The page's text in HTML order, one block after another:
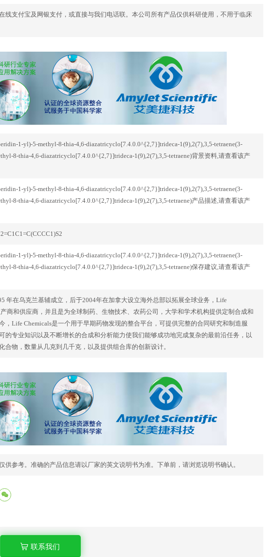
线支付宝及网银支付，或直接与我们电话联。本公司所有产品仅供科研使用，不用于临床
1-yl)-5-methyl-8-thia-4,6-diazatricyclo[7.4.0.0^{2,7}]trideca-1(9),2(7),3,5-tetraene(3-
8-thia-4,6-diazatricyclo[7.4.0.0^{2,7}]trideca-1(9),2(7),3,5-tetraene)背景资料,请查看该产
1-yl)-5-methyl-8-thia-4,6-diazatricyclo[7.4.0.0^{2,7}]trideca-1(9),2(7),3,5-tetraene(3-
8-thia-4,6-diazatricyclo[7.4.0.0^{2,7}]trideca-1(9),2(7),3,5-tetraene)产品描述,请查看该产
1-yl)-5-methyl-8-thia-4,6-diazatricyclo[7.4.0.0^{2,7}]trideca-1(9),2(7),3,5-tetraene(3-
8-thia-4,6-diazatricyclo[7.4.0.0^{2,7}]trideca-1(9),2(7),3,5-tetraene)保存建议,请查看该产
年在乌克兰基辅成立，后于2004年在加拿大设立海外总部以拓展全球业务，Life
商和供应商，并且是为全球制药、生物技术、农药公司，大学和学术机构提供定制合成和
，Life Chemicals是一个用于早期药物发现的整合平台，可提供完整的合同研究和制造服
的专业知识以及不断增长的合成和分析能力使我们能够成功地完成复杂的最前沿任务，以
合物，数量从几克到几千克，以及提供组合库的创新设计。
供参考。准确的产品信息请以厂家的英文说明书为准。下单前，请浏览说明书确认。
联系我们